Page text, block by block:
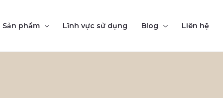
Sản phẩm Lĩnh vực sử dụng Blog Liên hệ